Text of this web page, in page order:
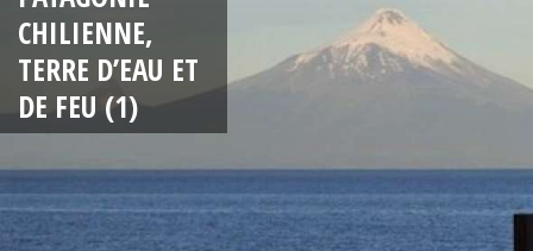
CHILIENNE,
TERRE D’EAU ET
DE FEU (1)